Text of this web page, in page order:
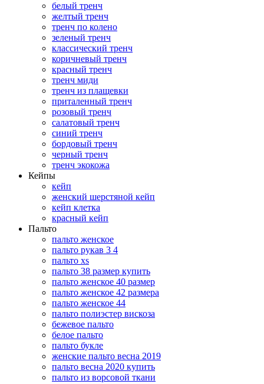
белый тренч
желтый тренч
тренч по колено
зеленый тренч
классический тренч
коричневый тренч
красный тренч
тренч миди
тренч из плащевки
приталенный тренч
розовый тренч
салатовый тренч
синий тренч
бордовый тренч
черный тренч
тренч экокожа
Кейпы
кейп
женский шерстяной кейп
кейп клетка
красный кейп
Пальто
пальто женское
пальто рукав 3 4
пальто xs
пальто 38 размер купить
пальто женское 40 размер
пальто женское 42 размера
пальто женское 44
пальто полиэстер вискоза
бежевое пальто
белое пальто
пальто букле
женские пальто весна 2019
пальто весна 2020 купить
пальто из ворсовой ткани